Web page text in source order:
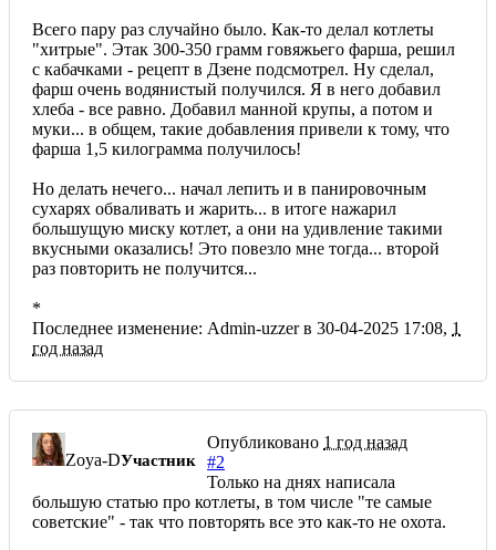
Всего пару раз случайно было. Как-то делал котлеты
"хитрые". Этак 300-350 грамм говяжьего фарша, решил
с кабачками - рецепт в Дзене подсмотрел. Ну сделал,
фарш очень водянистый получился. Я в него добавил
хлеба - все равно. Добавил манной крупы, а потом и
муки... в общем, такие добавления привели к тому, что
фарша 1,5 килограмма получилось!
Но делать нечего... начал лепить и в панировочным
сухарях обваливать и жарить... в итоге нажарил
большущую миску котлет, а они на удивление такими
вкусными оказались! Это повезло мне тогда... второй
раз повторить не получится...
*
Последнее изменение: Admin-uzzer в 30-04-2025 17:08, 1
год назад
Zoya-DУчастник
Опубликовано 1 год назад
#2
Только на днях написала
большую статью про котлеты, в том числе "те самые
советские" - так что повторять все это как-то не охота.